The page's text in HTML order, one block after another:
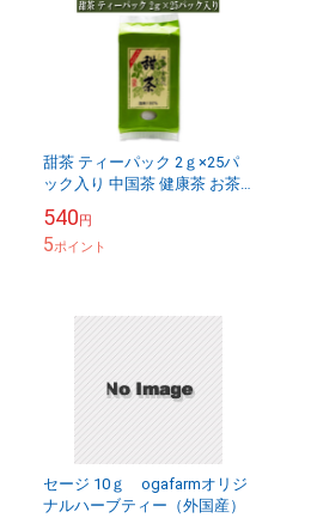
甜茶 ティーパック 2ｇ×25パ
ック入り 中国茶 健康茶 お茶
540円
5ポイント
セージ 10ｇ ogafarmオリジ
ナルハーブティー（外国産）